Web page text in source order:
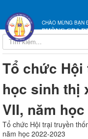
CHÀO MỪNG BẠN
PHÒNG
Tổ chức
học sinh thị
VII, năm
Tổ chức Hội trại truyền
năm học 2022-2023